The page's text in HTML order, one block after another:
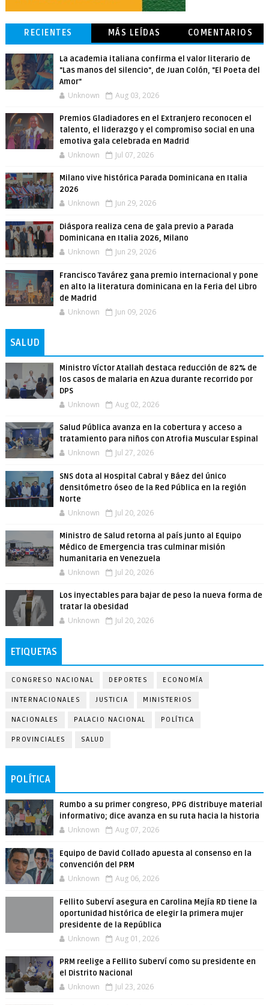
RECIENTES MÁS LEÍDAS COMENTARIOS
La academia italiana confirma el valor literario de
"Las manos del silencio", de Juan Colón, "El Poeta del
Amor"
Unknown Aug 03, 2026
Premios Gladiadores en el Extranjero reconocen el
talento, el liderazgo y el compromiso social en una
emotiva gala celebrada en Madrid
Unknown Jul 07, 2026
Milano vive histórica Parada Dominicana en Italia
2026
Unknown Jun 29, 2026
Diáspora realiza cena de gala previo a Parada
Dominicana en Italia 2026, Milano
Unknown Jun 29, 2026
Francisco Tavárez gana premio internacional y pone
en alto la literatura dominicana en la Feria del Libro
de Madrid
Unknown Jun 09, 2026
SALUD
Ministro Víctor Atallah destaca reducción de 82% de
los casos de malaria en Azua durante recorrido por
DPS
Unknown Aug 02, 2026
Salud Pública avanza en la cobertura y acceso a
tratamiento para niños con Atrofia Muscular Espinal
Unknown Jul 27, 2026
SNS dota al Hospital Cabral y Báez del único
densitómetro óseo de la Red Pública en la región
Norte
Unknown Jul 20, 2026
Ministro de Salud retorna al país junto al Equipo
Médico de Emergencia tras culminar misión
humanitaria en Venezuela
Unknown Jul 20, 2026
Los inyectables para bajar de peso la nueva forma de
tratar la obesidad
Unknown Jul 20, 2026
ETIQUETAS
CONGRESO NACIONAL DEPORTES ECONOMÍA
INTERNACIONALES JUSTICIA MINISTERIOS
NACIONALES PALACIO NACIONAL POLÍTICA
PROVINCIALES SALUD
POLÍTICA
Rumbo a su primer congreso, PPG distribuye material
informativo; dice avanza en su ruta hacia la historia
Unknown Aug 07, 2026
Equipo de David Collado apuesta al consenso en la
convención del PRM
Unknown Aug 06, 2026
Fellito Suberví asegura en Carolina Mejía RD tiene la
oportunidad histórica de elegir la primera mujer
presidente de la República
Unknown Aug 01, 2026
PRM reelige a Fellito Suberví como su presidente en
el Distrito Nacional
Unknown Jul 23, 2026